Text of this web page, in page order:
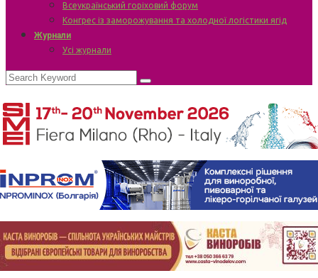
Всеукраїнський горіховий форум
Конгрес із заморожування та холодної логістики ягід
Журнали
Усі журнали